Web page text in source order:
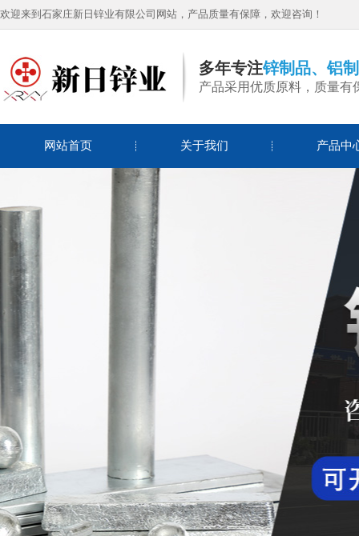
欢迎来到石家庄新日锌业有限公司网站，产品质量有保障，欢迎咨询！
多年专注锌制品、铝
产品采用优质原料，质量有
网站首页 关于我们 产品中